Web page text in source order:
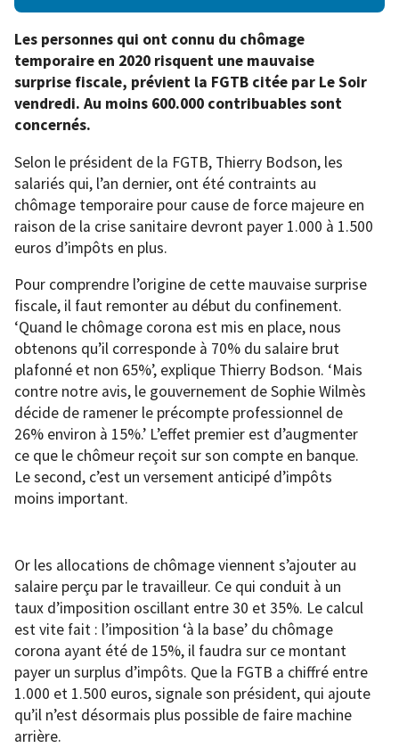
Les personnes qui ont connu du chômage
temporaire en 2020 risquent une mauvaise
surprise fiscale, prévient la FGTB citée par Le Soir
vendredi. Au moins 600.000 contribuables sont
concernés.
Selon le président de la FGTB, Thierry Bodson, les
salariés qui, l’an dernier, ont été contraints au
chômage temporaire pour cause de force majeure en
raison de la crise sanitaire devront payer 1.000 à 1.500
euros d’impôts en plus.
Pour comprendre l’origine de cette mauvaise surprise
fiscale, il faut remonter au début du confinement.
‘Quand le chômage corona est mis en place, nous
obtenons qu’il corresponde à 70% du salaire brut
plafonné et non 65%’, explique Thierry Bodson. ‘Mais
contre notre avis, le gouvernement de Sophie Wilmès
décide de ramener le précompte professionnel de
26% environ à 15%.’ L’effet premier est d’augmenter
ce que le chômeur reçoit sur son compte en banque.
Le second, c’est un versement anticipé d’impôts
moins important.
Or les allocations de chômage viennent s’ajouter au
salaire perçu par le travailleur. Ce qui conduit à un
taux d’imposition oscillant entre 30 et 35%. Le calcul
est vite fait : l’imposition ‘à la base’ du chômage
corona ayant été de 15%, il faudra sur ce montant
payer un surplus d’impôts. Que la FGTB a chiffré entre
1.000 et 1.500 euros, signale son président, qui ajoute
qu’il n’est désormais plus possible de faire machine
arrière.